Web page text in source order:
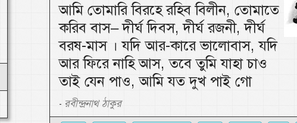
আমি তোমারি বিরহে রহিব বিলীন, তোমাতে
করিব বাস– দীর্ঘ দিবস, দীর্ঘ রজনী, দীর্ঘ
বরষ-মাস । যদি আর-কারে ভালোবাস, যদি
আর ফিরে নাহি আস, তবে তুমি যাহা চাও
তাই যেন পাও, আমি যত দুখ পাই গো
- রবীন্দ্রনাথ ঠাকুর